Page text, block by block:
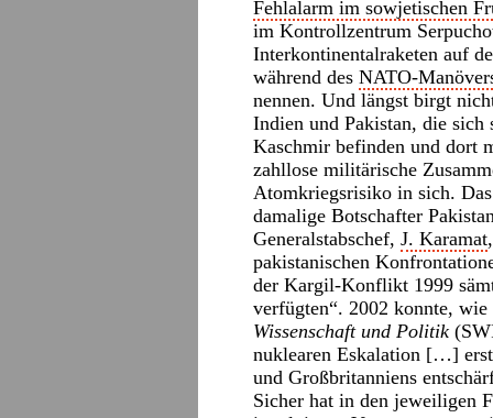
Fehlalarm im sowjetischen
im Kontrollzentrum
Interkontinentalraketen auf
während des NATO-
nennen. Und längst birgt
Indien und Pakistan, die
Kaschmir befinden und dort
zahllose militärische
Atomkriegsrisiko in sich.
damalige Botschafter
Generalstabschef, J. Karamat
pakistanischen
der Kargil-Konflikt 1999
verfügten“. 2002 konnte, wie
Wissenschaft und Politik
nuklearen Eskalation […]
und Großbritanniens
Sicher hat in den jeweiligen